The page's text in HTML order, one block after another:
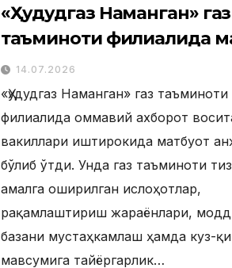
«Ҳудудгаз Наманган» газ
таъминоти филиалида
анжумани ўтказилди
14.07.2026
«Ҳудудгаз Наманган» газ таъминоти
филиалида оммавий ахборот
вакиллари иштирокида матбуот
бўлиб ўтди. Унда газ таъминоти
амалга оширилган ислоҳотлар,
рақамлаштириш жараёнлари,
базани мустаҳкамлаш ҳамда куз-
мавсумига тайёргарлик…